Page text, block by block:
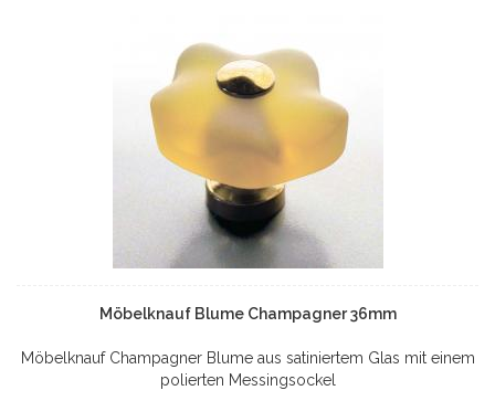
Möbelknauf Blume Champagner 36mm
Möbelknauf Champagner Blume aus satiniertem Glas mit einem
polierten Messingsockel